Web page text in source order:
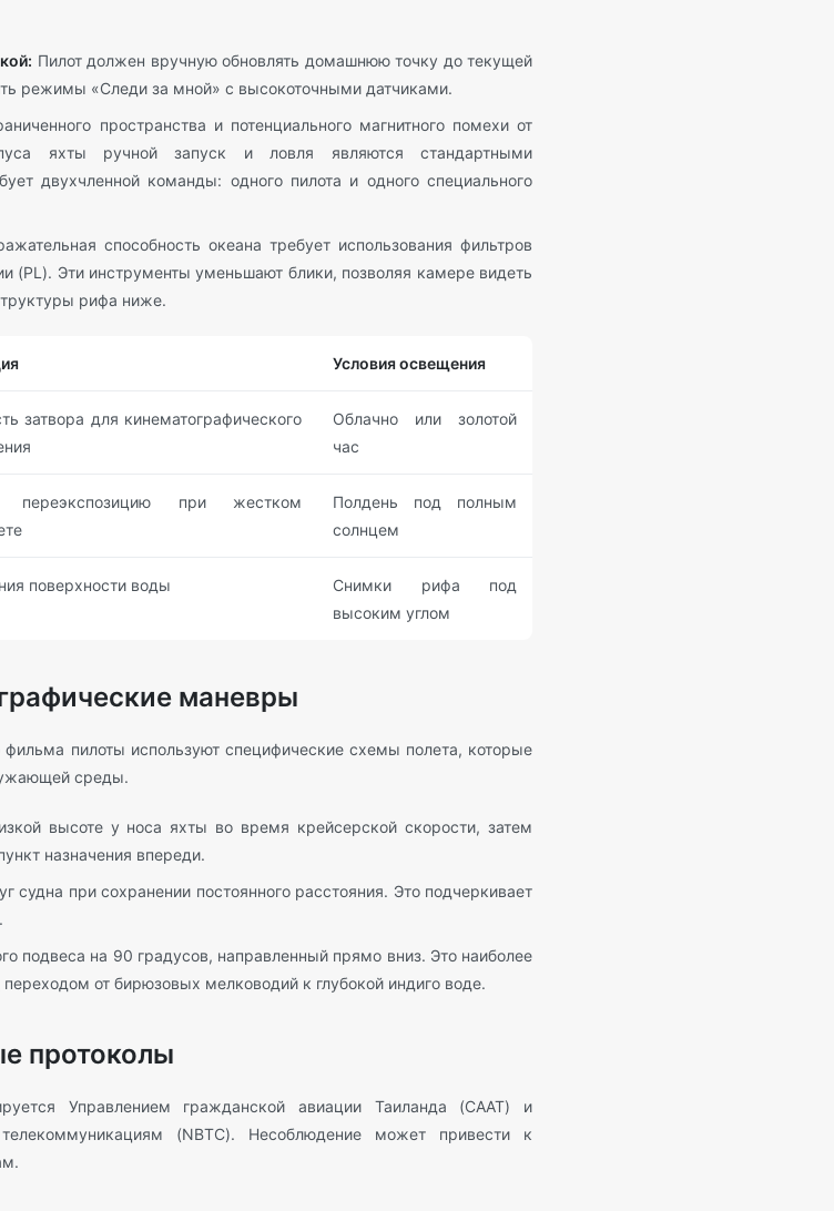
Пилот должен вручную обновлять домашнюю точку до текущей
режимы «Следи за мной» с высокоточными датчиками.
пространства и потенциального магнитного помехи от
яхты ручной запуск и ловля являются стандартными
двухчленной команды: одного пилота и одного специального
способность океана требует использования фильтров
(PL). Эти инструменты уменьшают блики, позволяя камере видеть
рифа ниже.
Условия освещения
затвора для кинематографического
Облачно или золотой
час
переэкспозицию при жестком
Полдень под полным
солнцем
поверхности воды
Снимки рифа под
высоким углом
маневры
пилоты используют специфические схемы полета, которые
среды.
высоте у носа яхты во время крейсерской скорости, затем
назначения впереди.
судна при сохранении постоянного расстояния. Это подчеркивает
подвеса на 90 градусов, направленный прямо вниз. Это наиболее
от бирюзовых мелководий к глубокой индиго воде.
протоколы
Управлением гражданской авиации Таиланда (CAAT) и
(NBTC). Несоблюдение может привести к